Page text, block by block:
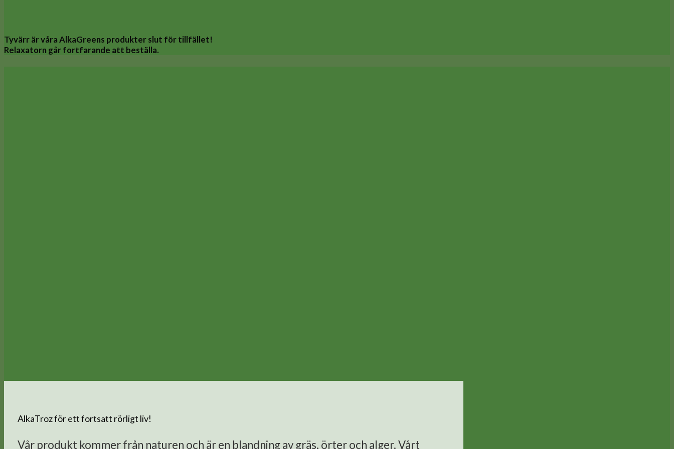
Tyvärr är våra AlkaGreens produkter slut för tillfället!
Relaxatorn går fortfarande att beställa.
AlkaTroz för ett fortsatt rörligt liv!
Vår produkt kommer från naturen och är en blandning av gräs, örter och alger. Vårt